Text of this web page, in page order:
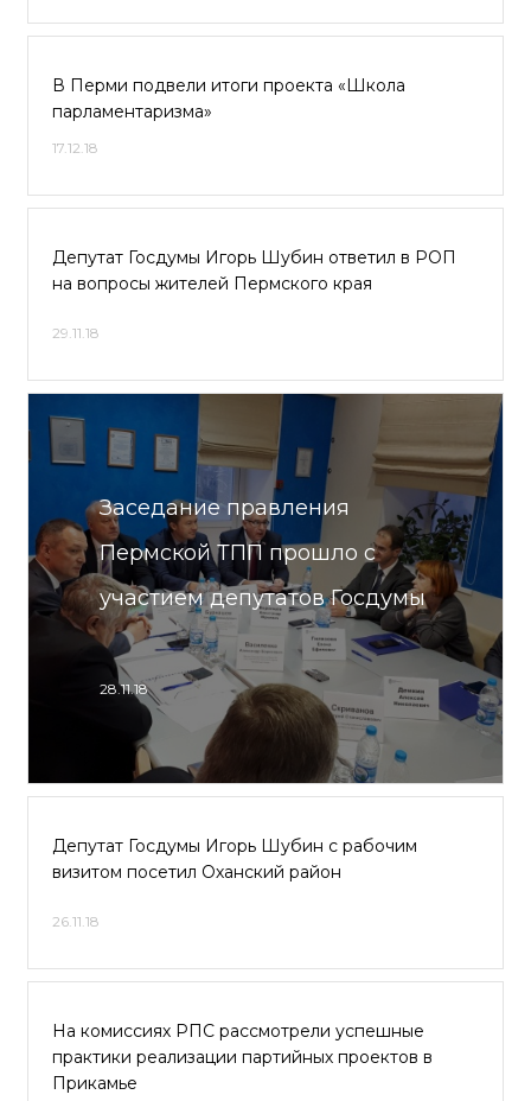
В Перми подвели итоги проекта «Школа
парламентаризма»
17.12.18
Депутат Госдумы Игорь Шубин ответил в РОП
на вопросы жителей Пермского края
29.11.18
Заседание правления
Пермской ТПП прошло с
участием депутатов Госдумы
28.11.18
Депутат Госдумы Игорь Шубин с рабочим
визитом посетил Оханский район
26.11.18
На комиссиях РПС рассмотрели успешные
практики реализации партийных проектов в
Прикамье